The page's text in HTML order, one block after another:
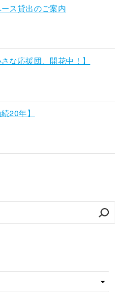
ス貸出のご案内
さな応援団、開花中！】
20年】